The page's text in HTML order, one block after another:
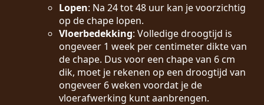
Lopen: Na 24 tot 48 uur kan je voorzichtig
op de chape lopen.
Vloerbedekking: Volledige droogtijd is
ongeveer 1 week per centimeter dikte van
de chape. Dus voor een chape van 6 cm
dik, moet je rekenen op een droogtijd van
ongeveer 6 weken voordat je de
vloerafwerking kunt aanbrengen.